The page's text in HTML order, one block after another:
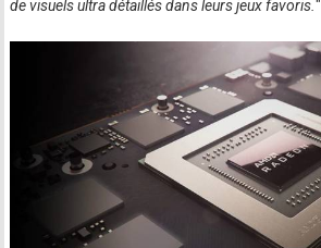
de visuels ultra détaillés dans leurs jeux favoris."